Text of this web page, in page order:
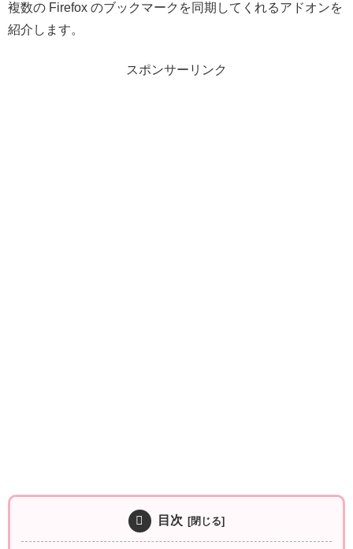
複数の Firefox のブックマークを同期してくれるアドオンを
紹介します。
スポンサーリンク
目次